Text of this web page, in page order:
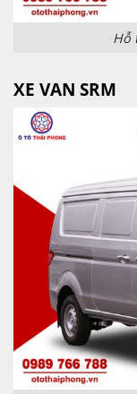
Hỗ
XE VAN SRM